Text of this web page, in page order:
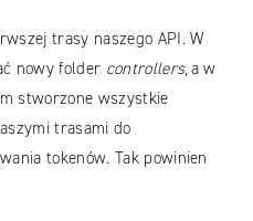
trasy naszego API. W
nowy folder controllers, a w
stworzone wszystkie
trasami do
tokenów. Tak powinien